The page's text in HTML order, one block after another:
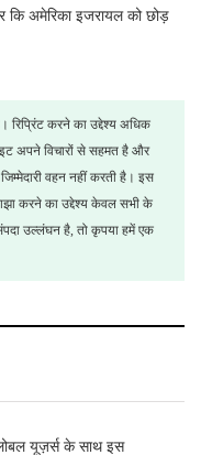
अमेरिका इजरायल को छोड़
रिप्रिंट करने का उद्देश्य अधिक
अपने विचारों से सहमत है और
वहन नहीं करती है। इस
करने का उद्देश्य केवल सभी के
उल्लंघन है, तो कृपया हमें एक
यूज़र्स के साथ इस